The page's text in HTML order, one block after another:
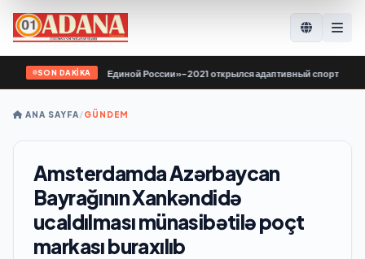
SON DAKİKA
программе «Единой России»-2021 открылся адаптивный спортзал
ANA SAYFA/GÜNDEM
Amsterdamda Azərbaycan
Bayrağının Xankəndidə
ucaldılması münasibətilə poçt
markası buraxılıb